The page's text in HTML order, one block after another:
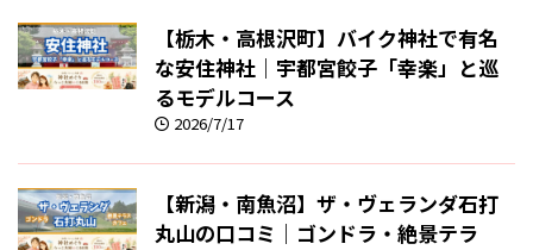
【栃木・高根沢町】バイク神社で有名
な安住神社｜宇都宮餃子「幸楽」と巡
るモデルコース
2026/7/17
【新潟・南魚沼】ザ・ヴェランダ石打
丸山の口コミ｜ゴンドラ・絶景テラ